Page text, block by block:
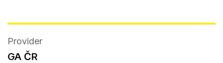
Provider
GA ČR